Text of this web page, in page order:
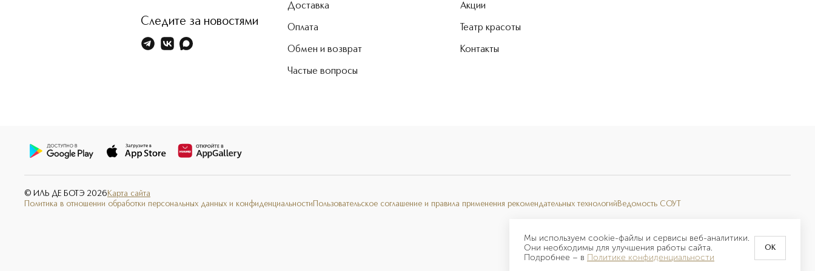
Мы используем cookie-файлы и сервисы веб-аналитики.
Они необходимы для улучшения работы сайта.
Подробнее – в Политике конфиденциальности
OK
Следите за новостями
Доставка
Оплата
Обмен и возврат
Частые вопросы
Акции
Театр красоты
Контакты
© ИЛЬ ДЕ БОТЭ 2026 Карта сайта
Политика в отношении обработки персональных данных и конфиденциальности Пользовательское соглашение и правила применения рекомендательных технологий Ведомость СОУТ